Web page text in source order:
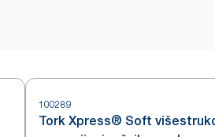
100289
Tork Xpress® Soft